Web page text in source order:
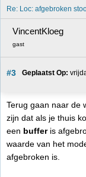
Re: Loc: afgebroken
VincentKloeg
gast
#3 Geplaatst Op:
Terug gaan naar de
zijn dat als je thuis
een bufferis
waarde van het
afgebroken is.